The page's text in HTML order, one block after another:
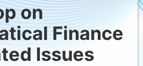
on
Finance
Issues